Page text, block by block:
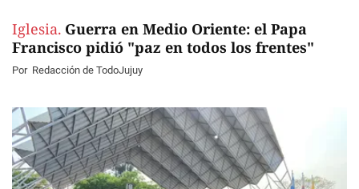
Iglesia. Guerra en Medio Oriente: el Papa
Francisco pidió "paz en todos los frentes"
Por Redacción de TodoJujuy